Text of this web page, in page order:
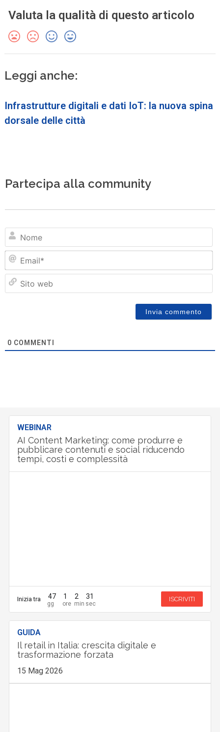
Valuta la qualità di questo articolo
Leggi anche:
Infrastrutture digitali e dati IoT: la nuova spina
dorsale delle città
Partecipa alla community
0 COMMENTI
WEBINAR
AI Content Marketing: come produrre e
pubblicare contenuti e social riducendo
tempi, costi e complessità
Inizia tra 47 1 2 29 ISCRIVITI
GUIDA
Il retail in Italia: crescita digitale e
trasformazione forzata
15 Mag 2026